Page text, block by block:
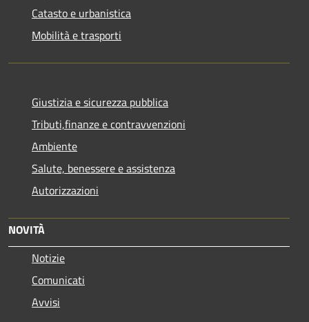
Catasto e urbanistica
Mobilità e trasporti
Giustizia e sicurezza pubblica
Tributi,finanze e contravvenzioni
Ambiente
Salute, benessere e assistenza
Autorizzazioni
NOVITÀ
Notizie
Comunicati
Avvisi